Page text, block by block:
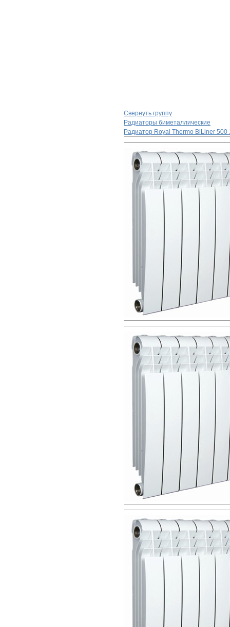
Свернуть группу
Радиаторы биметаллические
Радиатор Royal Thermo BiLiner 500